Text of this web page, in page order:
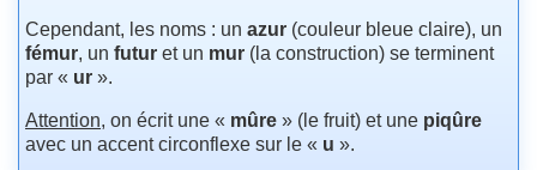
Cependant, les noms : un azur (couleur bleue claire), un
fémur, un futur et un mur (la construction) se terminent
par « ur ».
Attention, on écrit une « mûre » (le fruit) et une piqûre
avec un accent circonflexe sur le « u ».